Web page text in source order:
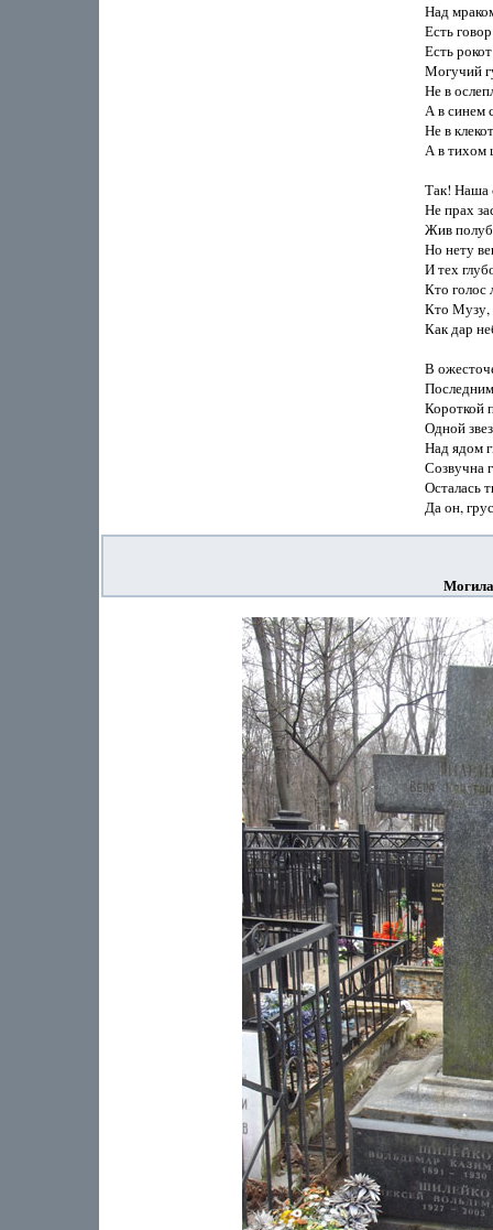
Над
Есть
Есть
Могучий
Не в
А в синем
Не в
А в тихом
Так! Наша
Не прах
Жив
Но нету
И тех
Кто голос
Кто Музу,
Как дар
В
Короткой
Одной
Над ядом
Созвучна
Осталась